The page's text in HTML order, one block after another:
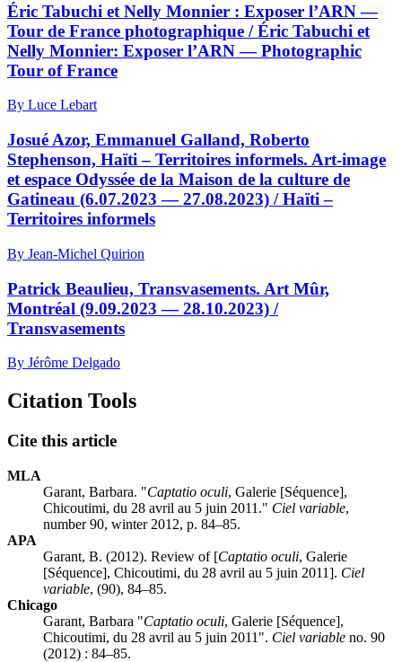
Éric Tabuchi et Nelly Monnier : Exposer l’ARN —
Tour de France photographique / Éric Tabuchi et
Nelly Monnier: Exposer l’ARN — Photographic
Tour of France
By Luce Lebart
Josué Azor, Emmanuel Galland, Roberto
Stephenson, Haïti – Territoires informels. Art-image
et espace Odyssée de la Maison de la culture de
Gatineau (6.07.2023 — 27.08.2023) / Haïti –
Territoires informels
By Jean-Michel Quirion
Patrick Beaulieu, Transvasements. Art Mûr,
Montréal (9.09.2023 — 28.10.2023) /
Transvasements
By Jérôme Delgado
Citation Tools
Cite this article
MLA
Garant, Barbara. "Captatio oculi, Galerie [Séquence],
Chicoutimi, du 28 avril au 5 juin 2011." Ciel variable,
number 90, winter 2012, p. 84–85.
APA
Garant, B. (2012). Review of [Captatio oculi, Galerie
[Séquence], Chicoutimi, du 28 avril au 5 juin 2011]. Ciel
variable, (90), 84–85.
Chicago
Garant, Barbara "Captatio oculi, Galerie [Séquence],
Chicoutimi, du 28 avril au 5 juin 2011". Ciel variable no. 90
(2012) : 84–85.